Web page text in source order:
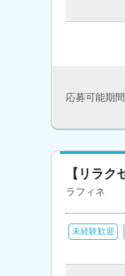
応募可能期
【リラ
ラフィネ
未経験歓迎